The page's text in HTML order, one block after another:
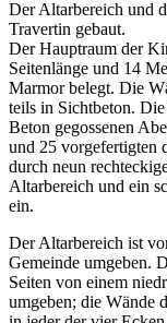
Der Altarbereich und
Travertin gebaut.
Der Hauptraum der
Seitenlänge und 14
Marmor belegt. Die
teils in Sichtbeton.
Beton gegossenen
und 25 vorgefertigten
durch neun
Altarbereich und ein
ein.
Der Altarbereich ist
Gemeinde umgeben.
Seiten von einem
umgeben; die Wände